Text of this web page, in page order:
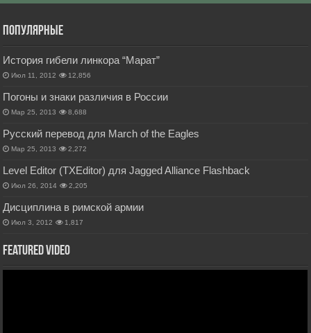
Популярные
История гибели линкора “Марат”
Июл 11, 2012 12,856
Погоны и знаки различия в России
Мар 25, 2013 8,688
Русский перевод для March of the Eagles
Мар 25, 2013 2,272
Level Editor (TXEditor) для Jagged Alliance Flashback
Июл 26, 2014 2,205
Дисциплина в римской армии
Июл 3, 2012 1,817
Featured Video